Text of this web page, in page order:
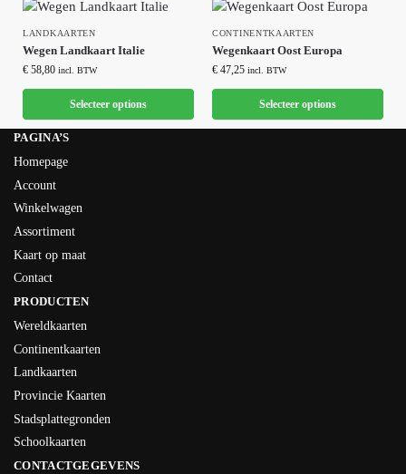
LANDKAARTEN
Wegen Landkaart Italie
€ 58,80 incl. BTW
Selecteer options
CONTINENTKAARTEN
Wegenkaart Oost Europa
€ 47,25 incl. BTW
Selecteer options
PAGINA’S
Homepage
Account
Winkelwagen
Assortiment
Kaart op maat
Contact
PRODUCTEN
Wereldkaarten
Continentkaarten
Landkaarten
Provincie Kaarten
Stadsplattegronden
Schoolkaarten
CONTACTGEGEVENS